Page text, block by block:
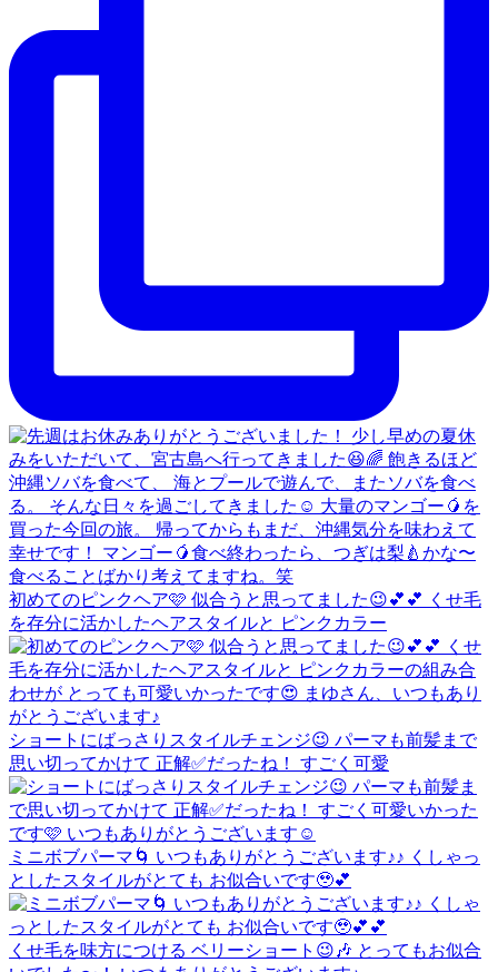
初めてのピンクヘア🩷 似合うと思ってました😉💕💕 くせ毛
を存分に活かしたヘアスタイルと ピンクカラー
ショートにばっさりスタイルチェンジ😉 パーマも前髪まで
思い切ってかけて 正解✅だったね！ すごく可愛
ミニボブパーマ🌀 いつもありがとうございます♪♪ くしゃっ
としたスタイルがとても お似合いです🥹💕
くせ毛を味方につける ベリーショート😉🎶 とってもお似合